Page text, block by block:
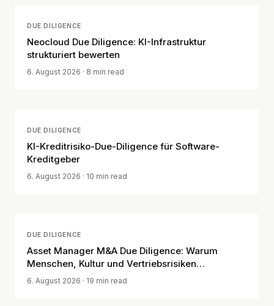
DUE DILIGENCE
Neocloud Due Diligence: KI-Infrastruktur
strukturiert bewerten
6. August 2026 · 8 min read
DUE DILIGENCE
KI-Kreditrisiko-Due-Diligence für Software-
Kreditgeber
6. August 2026 · 10 min read
DUE DILIGENCE
Asset Manager M&A Due Diligence: Warum
Menschen, Kultur und Vertriebsrisiken
entscheidend sind
6. August 2026 · 19 min read